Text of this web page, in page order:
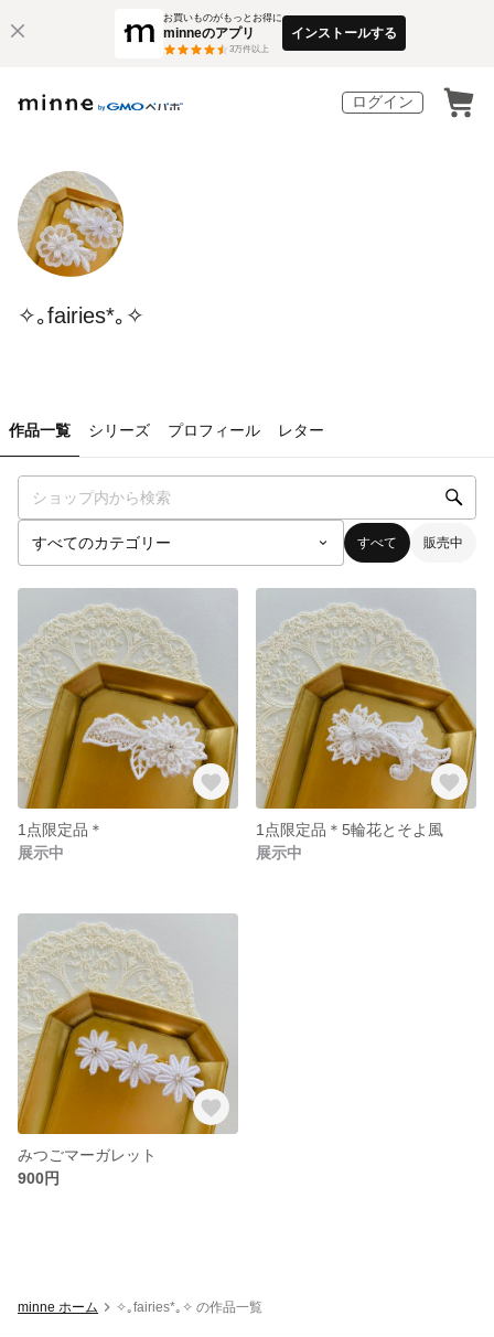
お買いものがもっとお得に
minneのアプリ
3万件以上
インストールする
ログイン
✧｡fairies*｡✧
作品一覧 シリーズ プロフィール レター
すべて 販売中
1点限定品＊
展示中
1点限定品＊5輪花とそよ風
展示中
みつごマーガレット
900円
minne ホーム ✧｡fairies*｡✧ の作品一覧